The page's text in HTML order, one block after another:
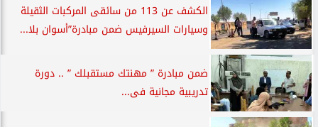
الكشف عن 113 من سائقى المركبات الثقيلة
وسيارات السيرفيس ضمن مبادرة”أسوان بلا...
ضمن مبادرة ” مهنتك مستقبلك ” .. دورة
تدريبية مجانية فى...